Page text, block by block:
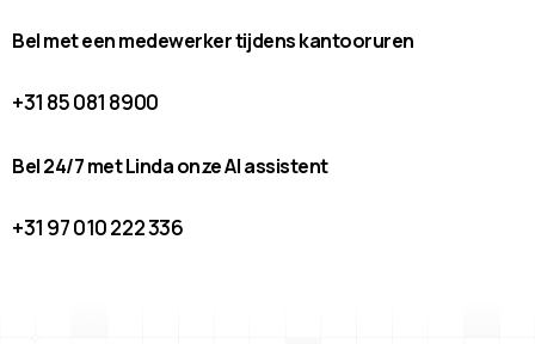
Bel met een medewerker tijdens kantooruren
+31 85 081 8900
Bel 24/7 met Linda onze AI assistent
+31 97 010 222 336